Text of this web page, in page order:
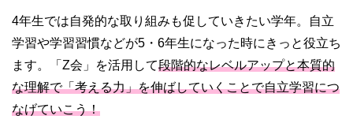
4年生では自発的な取り組みも促していきたい学年。自立
学習や学習習慣などが5・6年生になった時にきっと役立ち
ます。「Z会」を活用して段階的なレベルアップと本質的
な理解で「考える力」を伸ばしていくことで自立学習につ
なげていこう！